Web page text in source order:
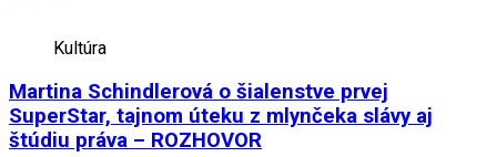
Kultúra
Martina Schindlerová o šialenstve prvej
SuperStar, tajnom úteku z mlynčeka slávy aj
štúdiu práva – ROZHOVOR